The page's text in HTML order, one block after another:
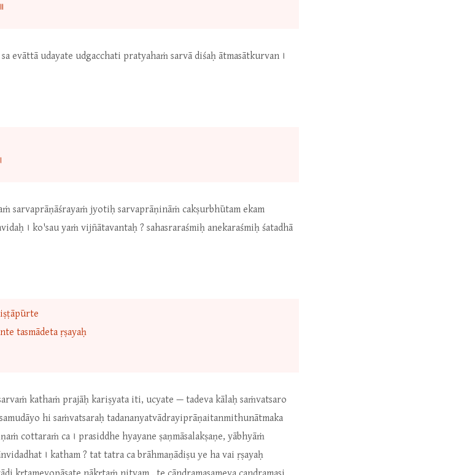
evāttā udayate udgacchati pratyahaṁ sarvā diśaḥ ātmasātkurvan ।
sarvaprāṇāśrayaṁ jyotiḥ sarvaprāṇināṁ cakṣurbhūtam ekam
। ko'sau yaṁ vijñātavantaḥ ? sahasraraśmiḥ anekaraśmiḥ śatadhā
tasmādeta ṛṣayaḥ
kathaṁ prajāḥ kariṣyata iti, ucyate — tadeva kālaḥ saṁvatsaro
hi saṁvatsaraḥ tadananyatvādrayiprāṇaitanmithunātmaka
cottaraṁ ca । prasiddhe hyayane ṣaṇmāsalakṣaṇe, yābhyāṁ
। katham ? tat tatra ca brāhmaṇādiṣu ye ha vai ṛṣayaḥ